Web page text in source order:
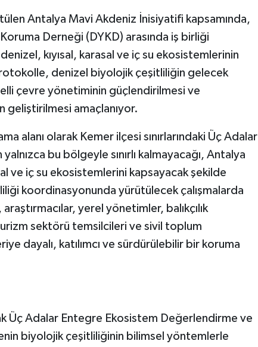
Antalya Mavi Akdeniz İnisiyatifi kapsamında,
Derneği (DYKD) arasında iş birliği
kıyısal, karasal ve iç su ekosistemlerinin
denizel biyolojik çeşitliliğin gelecek
çevre yönetiminin güçlendirilmesi ve
geliştirilmesi amaçlanıyor.
alanı olarak Kemer ilçesi sınırlarındaki Üç Adalar
bu bölgeyle sınırlı kalmayacağı, Antalya
ve iç su ekosistemlerini kapsayacak şekilde
koordinasyonunda yürütülecek çalışmalarda
yerel yönetimler, balıkçılık
sektörü temsilcileri ve sivil toplum
dayalı, katılımcı ve sürdürülebilir bir koruma
Üç Adalar Entegre Ekosistem Değerlendirme ve
biyolojik çeşitliliğinin bilimsel yöntemlerle